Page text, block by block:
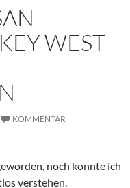
WEST
KOMMENTAR
noch konnte ich
verstehen.